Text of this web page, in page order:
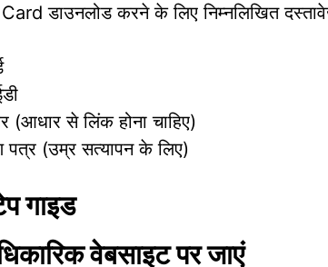
डाउनलोड करने के लिए निम्नलिखित
(आधार से लिंक होना चाहिए)
पत्र (उम्र सत्यापन के लिए)
गाइड
वेबसाइट पर जाएं